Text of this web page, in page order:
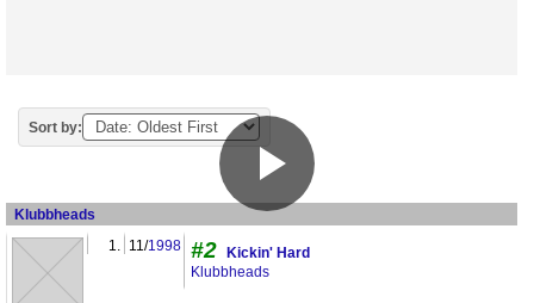
Sort by:
Klubbheads
1. 11/1998 #2
Kickin' Hard
Klubbheads